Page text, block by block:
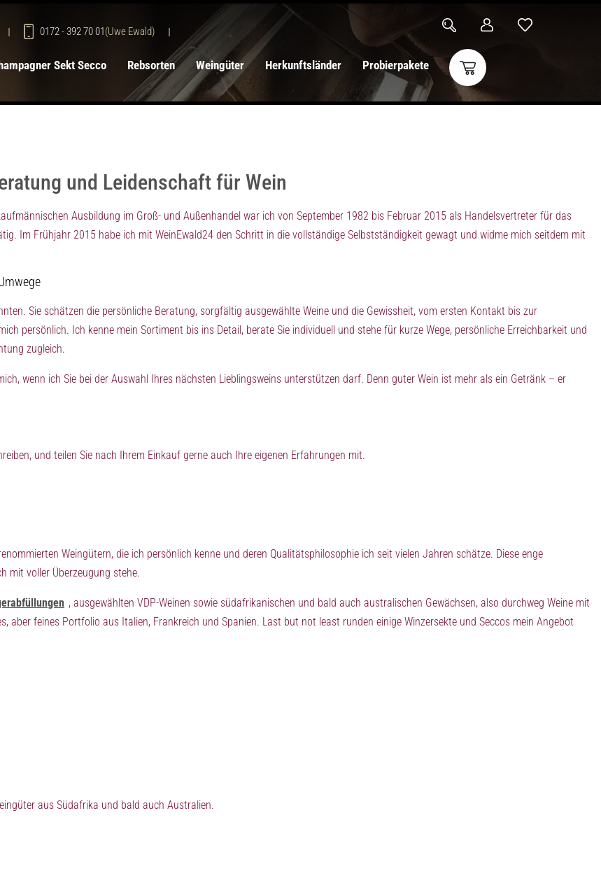
0172 - 392 70 01(Uwe Ewald)
Sekt Secco Rebsorten Weingüter Herkunftsländer Probierpakete
und Leidenschaft für Wein
Ausbildung im Groß- und Außenhandel war ich von September 1982 bis Februar 2015 als Handelsvertreter für das
Im Frühjahr 2015 habe ich mit WeinEwald24 den Schritt in die vollständige Selbstständigkeit gewagt und widme mich seitdem mit
Sie schätzen die persönliche Beratung, sorgfältig ausgewählte Weine und die Gewissheit, vom ersten Kontakt bis zur
persönlich. Ich kenne mein Sortiment bis ins Detail, berate Sie individuell und stehe für kurze Wege, persönliche Erreichbarkeit und
zugleich.
wenn ich Sie bei der Auswahl Ihres nächsten Lieblingsweins unterstützen darf. Denn guter Wein ist mehr als ein Getränk – er
und teilen Sie nach Ihrem Einkauf gerne auch Ihre eigenen Erfahrungen mit.
Weingütern, die ich persönlich kenne und deren Qualitätsphilosophie ich seit vielen Jahren schätze. Diese enge
mit voller Überzeugung stehe.
, ausgewählten VDP-Weinen sowie südafrikanischen und bald auch australischen Gewächsen, also durchweg Weine mit
aber feines Portfolio aus Italien, Frankreich und Spanien. Last but not least runden einige Winzersekte und Seccos mein Angebot
aus Südafrika und bald auch Australien.